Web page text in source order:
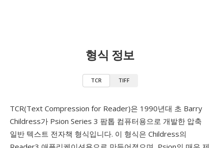
형식 정보
TCR TIFF
TCR(Text Compression for Reader)은 1990년대 초 Barry
Childress가 Psion Series 3 팜톱 컴퓨터용으로 개발한 압축
일반 텍스트 전자책 형식입니다. 이 형식은 Childress의